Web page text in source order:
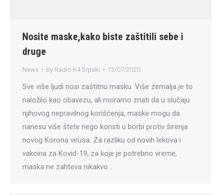
Nosite maske,kako biste zaštitili sebe i
druge
News By Radio K4 Srpski 13/07/2020
Sve više ljudi nosi zaštitnu masku. Više zemalja je to
naložilo kao obavezu, ali moramo znati da u slučaju
njihovog nepravilnog korišćenja, maske mogu da
nanesu više štete nego koristi u borbi protiv širenja
novog Korona virusa. Za razliku od novih lekova i
vakcina za Kovid-19, za koje je potrebno vreme,
maska ne zahteva nikakvo…